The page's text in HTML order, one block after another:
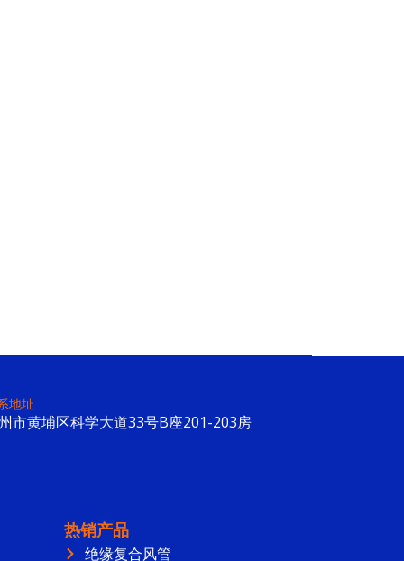
地址
市黄埔区科学大道33号B座201-203房
热销产品
绝缘复合风管